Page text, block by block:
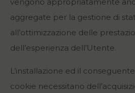
aggregate per la gestione di
all’ottimizzazione delle
dell’esperienza dell’Utente.
L’installazione ed il
cookie necessitano